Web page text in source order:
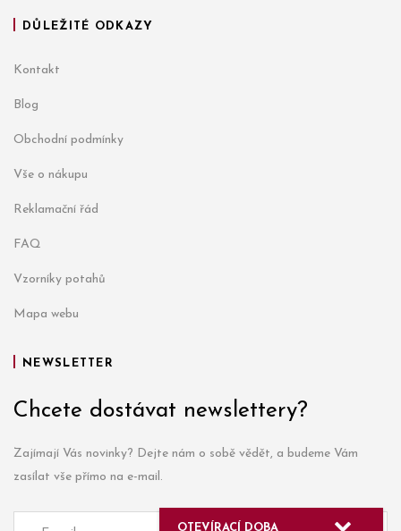
DŮLEŽITÉ ODKAZY
Kontakt
Blog
Obchodní podmínky
Vše o nákupu
Reklamační řád
FAQ
Vzorníky potahů
Mapa webu
NEWSLETTER
Chcete dostávat newslettery?
Zajímají Vás novinky? Dejte nám o sobě vědět, a budeme Vám
zasílat vše přímo na e-mail.
OTEVÍRACÍ DOBA